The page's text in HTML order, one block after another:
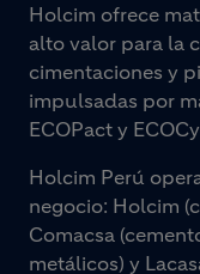
Holcim ofrece
alto valor para la
cimentaciones y
impulsadas por
ECOPact y
Holcim Perú
negocio: Holcim
Comacsa
metálicos) y